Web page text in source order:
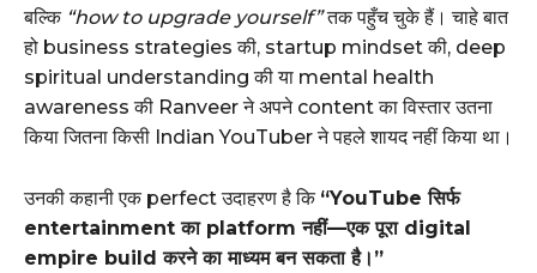
बल्कि “how to upgrade yourself”तक पहुँच चुके हैं। चाहे बात
हो business strategies की, startup mindset की, deep
spiritual understanding की या mental health
awareness की Ranveer ने अपने content का विस्तार उतना
किया जितना किसी Indian YouTuber ने पहले शायद नहीं किया था।
उनकी कहानी एक perfect उदाहरण है कि “YouTube सिर्फ
entertainment का platform नहीं—एक पूरा digital
empire build करने का माध्यम बन सकता है।”